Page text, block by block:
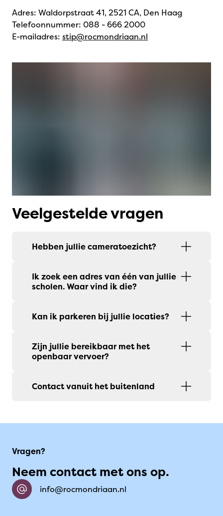
Adres: Waldorpstraat 41, 2521 CA, Den Haag
Telefoonnummer: 088 - 666 2000
E-mailadres: stip@rocmondriaan.nl
Veelgestelde vragen
Hebben jullie cameratoezicht?
Ik zoek een adres van één van jullie
scholen. Waar vind ik die?
Kan ik parkeren bij jullie locaties?
Zijn jullie bereikbaar met het
openbaar vervoer?
Contact vanuit het buitenland
Vragen?
Neem contact met ons op.
info@rocmondriaan.nl